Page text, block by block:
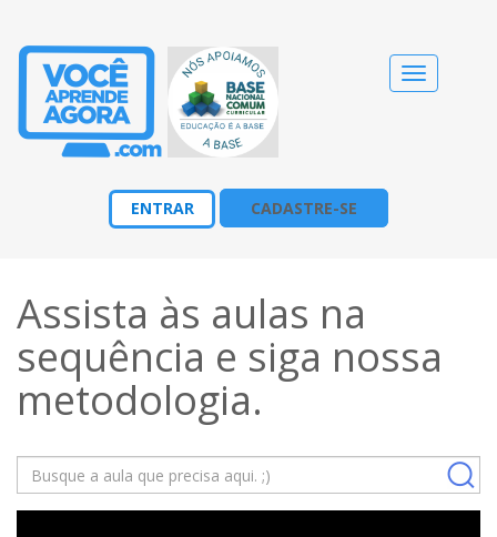
Alternar
navegação
ENTRAR CADASTRE-SE
Assista às aulas na
sequência e siga nossa
metodologia.